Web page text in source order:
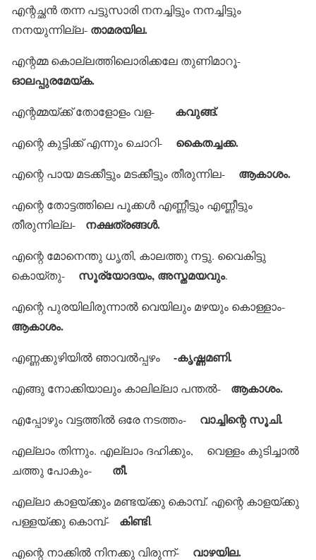
എന്റച്ഛന്‍ തന്ന പട്ടുസാരി നനച്ചിട്ടും നനച്ചിട്ടും
നനയുന്നില്ല- താമരയില.
എന്റമ്മ കൊല്ലത്തിലൊരിക്കലേ തുണിമാറൂ-
ഓലപ്പുരമേയ്ക.
എന്റമ്മയ്ക്ക് തോളോളം വള- കവുങ്ങ്.
എന്റെ കുട്ടിക്ക് എന്നും ചൊറി- കൈതച്ചക്ക.
എന്റെ പായ മടക്കീട്ടും മടക്കീട്ടും തീരുന്നില- ആകാശം.
എന്റെ തോട്ടത്തിലെ പൂക്കള്‍ എണ്ണീട്ടും എണ്ണീട്ടും
തീരുന്നില്ല- നക്ഷത്രങ്ങള്‍.
എന്റെ മോനെന്തു ധൃതി, കാലത്തു നട്ടു. വൈകിട്ടു
കൊയ്തു- സൂര്യോദയം, അസ്തമയവും.
എന്റെ പുരയിലിരുന്നാല്‍ വെയിലും മഴയും കൊള്ളാം-
ആകാശം.
എണ്ണക്കുഴിയില്‍ ഞാവല്‍പ്പഴം -കൃഷ്ണമണി.
എങ്ങു നോക്കിയാലും കാലില്ലാ പന്തല്‍- ആകാശം.
എപ്പോഴും വട്ടത്തില്‍ ഒരേ നടത്തം- വാച്ചിന്റെ സൂചി.
എല്ലാം തിന്നും. എല്ലാം ദഹിക്കും, വെള്ളം കുടിച്ചാല്‍
ചത്തു പോകും- തീ.
എല്ലാ കാളയ്ക്കും മണ്ടയ്ക്കു കൊമ്പ്. എന്റെ കാളയ്ക്കു
പള്ളയ്ക്കു കൊമ്പ്- കിണ്ടി.
എന്റെ നാക്കില്‍ നിനക്കു വിരുന്ന്- വാഴയില.